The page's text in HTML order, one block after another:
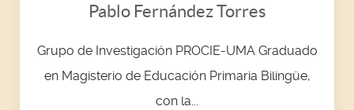
Pablo Fernández Torres
Grupo de Investigación PROCIE-UMA Graduado
en Magisterio de Educación Primaria Bilingüe,
con la...